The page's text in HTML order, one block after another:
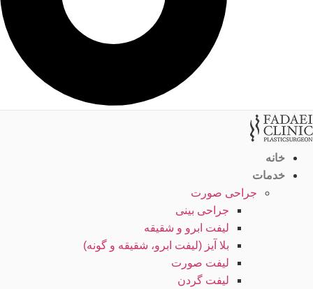
خانه
خدمات
جراحی صورت
جراحی بینی
لیفت ابرو و شقیقه
بلا آیز (لیفت ابرو، شقیقه و گونه)
لیفت صورت
لیفت گردن